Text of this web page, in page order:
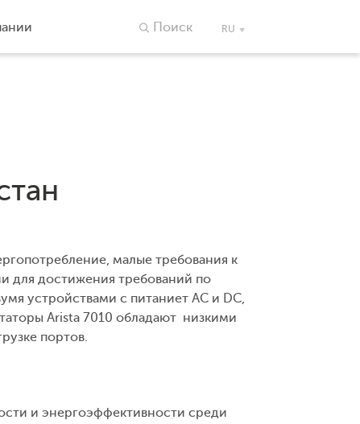
RU
Поиск
малые требования к
для достижения требований по
устройствами с питаниет AC и DC,
Arista 7010 обладают низкими
портов.
и энергоэффективности среди